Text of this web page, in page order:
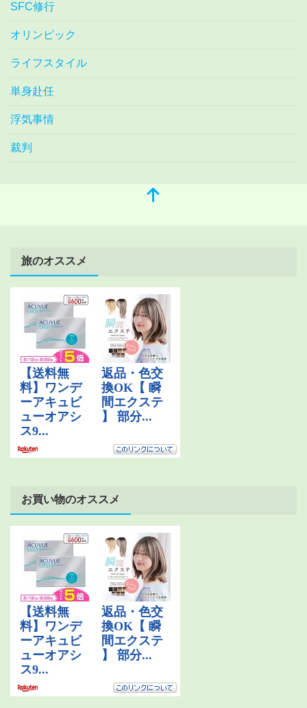
SFC修行
オリンピック
ライフスタイル
単身赴任
浮気事情
裁判
旅のオススメ
お買い物のオススメ